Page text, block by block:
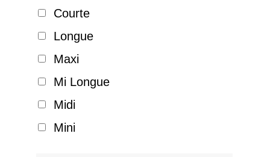
Courte
Longue
Maxi
Mi Longue
Midi
Mini